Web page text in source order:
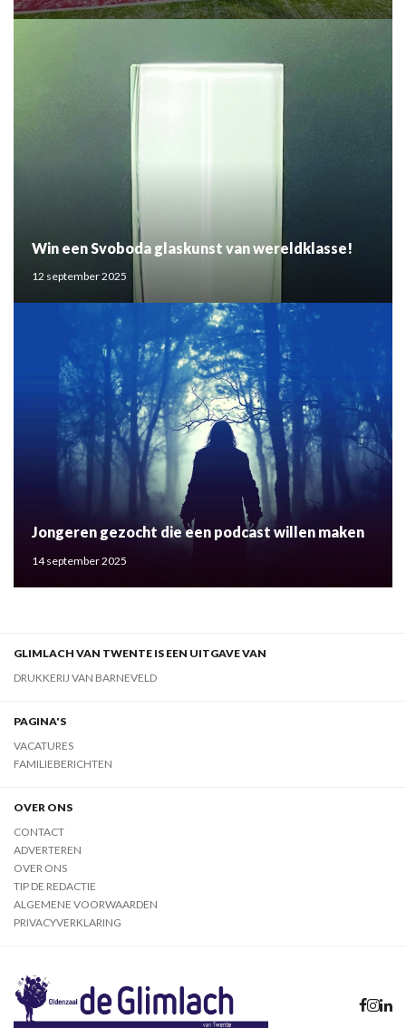
Win een Svoboda glaskunst van wereldklasse!
12 september 2025
Jongeren gezocht die een podcast willen maken
14 september 2025
GLIMLACH VAN TWENTE IS EEN UITGAVE VAN
DRUKKERIJ VAN BARNEVELD
PAGINA'S
VACATURES
FAMILIEBERICHTEN
OVER ONS
CONTACT
ADVERTEREN
OVER ONS
TIP DE REDACTIE
ALGEMENE VOORWAARDEN
PRIVACYVERKLARING